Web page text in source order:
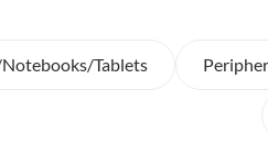
Tablets